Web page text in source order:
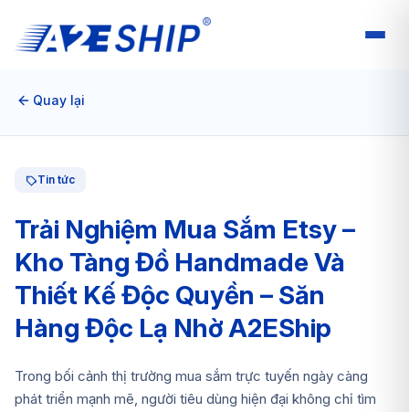
Quay lại
Tin tức
Trải Nghiệm Mua Sắm Etsy –
Kho Tàng Đồ Handmade Và
Thiết Kế Độc Quyền – Săn
Hàng Độc Lạ Nhờ A2EShip
Trong bối cảnh thị trường mua sắm trực tuyến ngày càng
phát triển mạnh mẽ, người tiêu dùng hiện đại không chỉ tìm